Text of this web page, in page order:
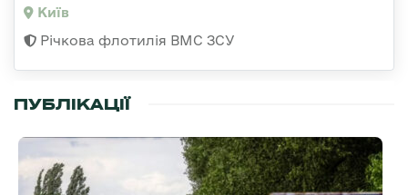
Київ
Річкова флотилія ВМС ЗСУ
ПУБЛІКАЦІЇ